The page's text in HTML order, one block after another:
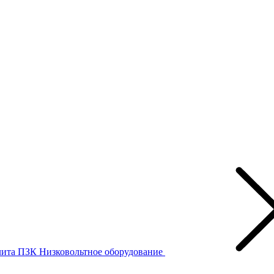
ПЗК Низковольтное оборудование